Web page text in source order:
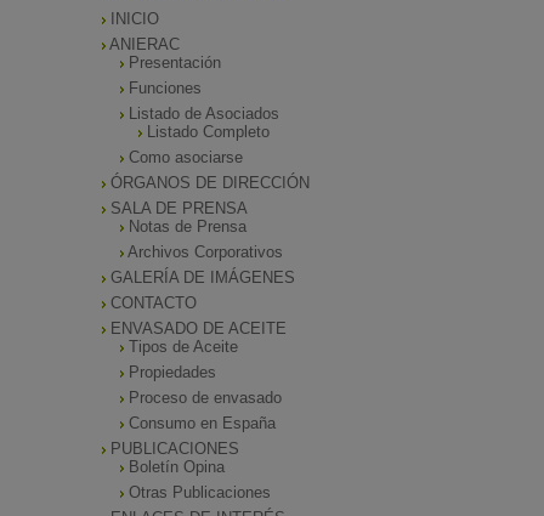
INICIO
ANIERAC
Presentación
Funciones
Listado de Asociados
Listado Completo
Como asociarse
ÓRGANOS DE DIRECCIÓN
SALA DE PRENSA
Notas de Prensa
Archivos Corporativos
GALERÍA DE IMÁGENES
CONTACTO
ENVASADO DE ACEITE
Tipos de Aceite
Propiedades
Proceso de envasado
Consumo en España
PUBLICACIONES
Boletín Opina
Otras Publicaciones